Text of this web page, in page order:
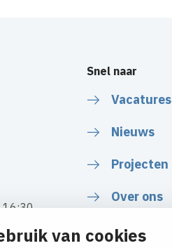
van cookies
16:30
Snel naar
Vacatures
Nieuws
Projecten
Over ons